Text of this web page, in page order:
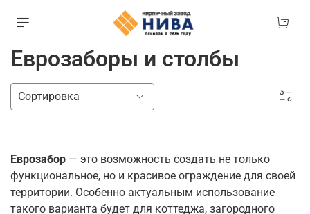
Еврозаборы и столбы
Еврозабор — это возможность создать не только
функциональное, но и красивое ограждение для своей
территории. Особенно актуальным использование
такого варианта будет для коттеджа, загородного